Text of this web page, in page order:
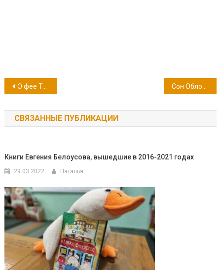
Навигация
по
записям
О фее Танечке и разбойнике Толике Сон Обломова
СВЯЗАННЫЕ ПУБЛИКАЦИИ
Книги Евгения Белоусова, вышедшие в 2016-2021 годах
29.03.2022 Наталья